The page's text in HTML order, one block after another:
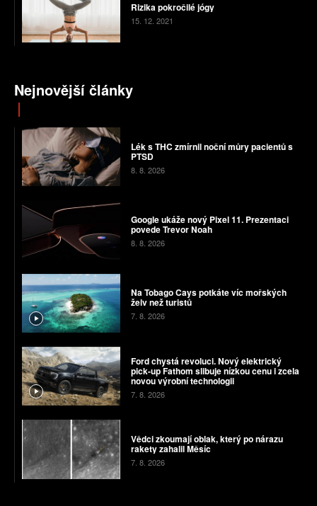
Rizika pokročilé jógy
15. 12. 2021
Nejnovější články
Lék s THC zmírnil noční můry pacientů s
PTSD
8. 8. 2026
Google ukáže nový Pixel 11. Prezentaci
povede Trevor Noah
8. 8. 2026
Na Tobago Cays potkáte víc mořských
želv než turistů
7. 8. 2026
Ford chystá revoluci. Nový elektrický
pick-up Fathom slibuje nízkou cenu i zcela
novou výrobní technologii
7. 8. 2026
Vědci zkoumají oblak, který po nárazu
rakety zahalil Měsíc
7. 8. 2026